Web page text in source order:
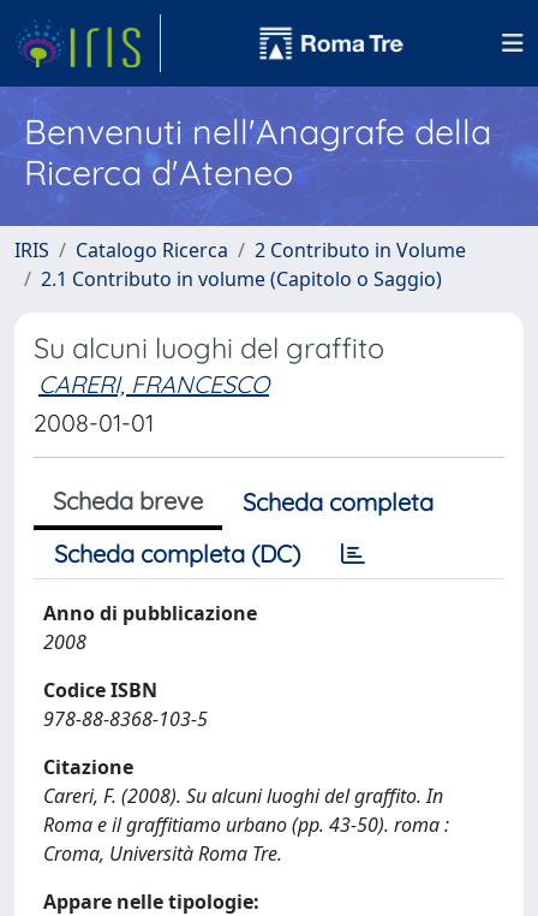
Benvenuti nell'Anagrafe della
Ricerca d'Ateneo
IRIS Catalogo Ricerca
2 Contributo in Volume
2.1 Contributo in volume (Capitolo o Saggio)
Su alcuni luoghi del graffito
CARERI, FRANCESCO
2008-01-01
Scheda breve
Scheda completa
Scheda completa (DC)
Anno di pubblicazione
2008
Codice ISBN
978-88-8368-103-5
Citazione
Careri, F. (2008). Su alcuni luoghi del graffito. In
Roma e il graffitiamo urbano (pp. 43-50). roma :
Croma, Università Roma Tre.
Appare nelle tipologie: